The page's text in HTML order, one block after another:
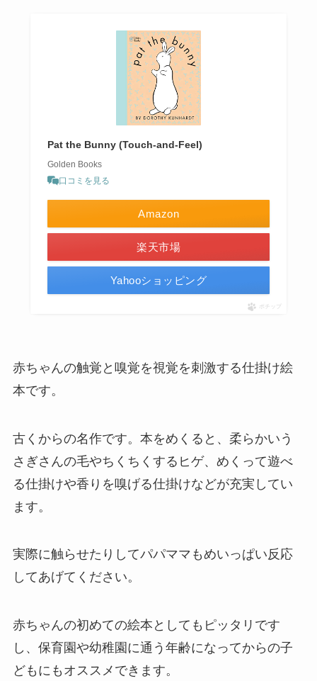
Pat the Bunny (Touch-and-Feel)
Golden Books
口コミを見る
Amazon
楽天市場
Yahooショッピング
ポチップ
赤ちゃんの触覚と嗅覚を視覚を刺激する仕掛け絵
本です。
古くからの名作です。本をめくると、柔らかいう
さぎさんの毛やちくちくするヒゲ、めくって遊べ
る仕掛けや香りを嗅げる仕掛けなどが充実してい
ます。
実際に触らせたりしてパパママもめいっぱい反応
してあげてください。
赤ちゃんの初めての絵本としてもピッタリです
し、保育園や幼稚園に通う年齢になってからの子
どもにもオススメできます。